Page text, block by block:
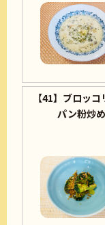
【41】ブロッコ
パン粉炒め